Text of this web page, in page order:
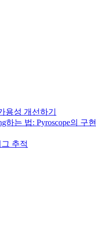
용성 개선하기
하는 법: Pyroscope의 구
그 추적